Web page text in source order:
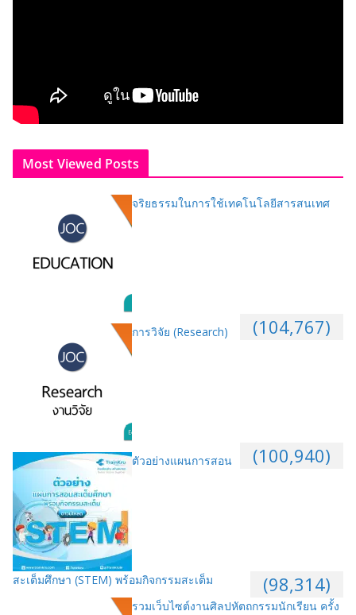
Most Viewed Posts
จริยธรรมในการใช้เทคโนโลยีสารสนเทศ
(104,767)
การวิจัย (Research)
(100,940)
ตัวอย่างแผนการสอน
สะเต็มศึกษา (STEM) พร้อมกิจกรรมสะเต็ม (98,314)
รวมเว็บไซต์งานศิลปหัตถกรรมนักเรียน ครั้ง